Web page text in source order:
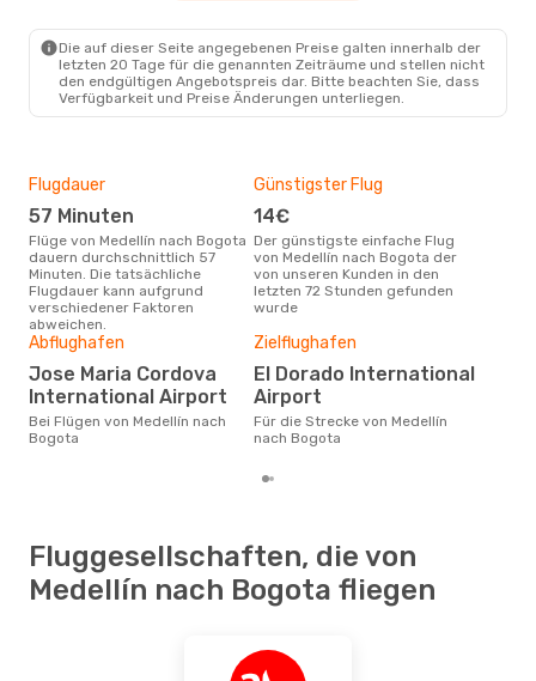
Die auf dieser Seite angegebenen Preise galten innerhalb der
letzten 20 Tage für die genannten Zeiträume und stellen nicht
den endgültigen Angebotspreis dar. Bitte beachten Sie, dass
Verfügbarkeit und Preise Änderungen unterliegen.
Flugdauer
57 Minuten
Flüge von Medellín nach Bogota
dauern durchschnittlich 57
Minuten. Die tatsächliche
Flugdauer kann aufgrund
verschiedener Faktoren
abweichen.
Günstigster Flug
14€
Der günstigste einfache Flug
von Medellín nach Bogota der
von unseren Kunden in den
letzten 72 Stunden gefunden
wurde
Abflughafen
Jose Maria Cordova
International Airport
Bei Flügen von Medellín nach
Bogota
Zielflughafen
El Dorado International
Airport
Für die Strecke von Medellín
nach Bogota
Fluggesellschaften, die von
Medellín nach Bogota fliegen